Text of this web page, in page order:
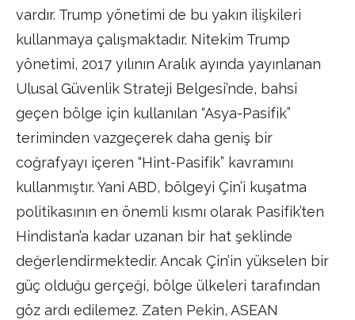
vardır. Trump yönetimi de bu yakın ilişkileri
kullanmaya çalışmaktadır. Nitekim Trump
yönetimi, 2017 yılının Aralık ayında yayınlanan
Ulusal Güvenlik Strateji Belgesi’nde, bahsi
geçen bölge için kullanılan “Asya-Pasifik”
teriminden vazgeçerek daha geniş bir
coğrafyayı içeren “Hint-Pasifik” kavramını
kullanmıştır. Yani ABD, bölgeyi Çin’i kuşatma
politikasının en önemli kısmı olarak Pasifik’ten
Hindistan’a kadar uzanan bir hat şeklinde
değerlendirmektedir. Ancak Çin’in yükselen bir
güç olduğu gerçeği, bölge ülkeleri tarafından
göz ardı edilemez. Zaten Pekin, ASEAN